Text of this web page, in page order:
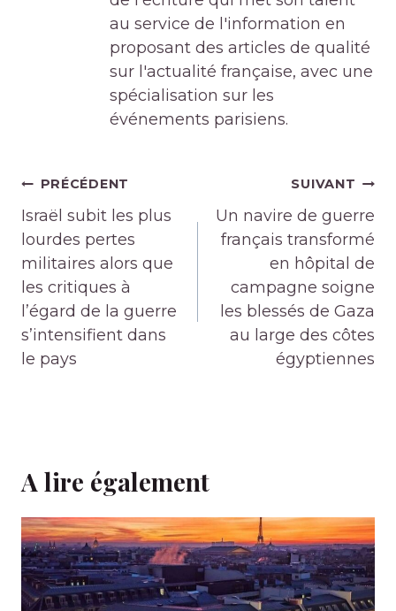
au service de l'information en
proposant des articles de qualité
sur l'actualité française, avec une
spécialisation sur les
événements parisiens.
Navigation
de
l’article
PRÉCÉDENT
Israël subit les plus
lourdes pertes
militaires alors que
les critiques à
l’égard de la guerre
s’intensifient dans
le pays
SUIVANT
Un navire de guerre
français transformé
en hôpital de
campagne soigne
les blessés de Gaza
au large des côtes
égyptiennes
A lire également